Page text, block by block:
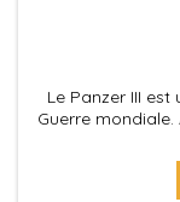
Le Panzer III
Guerre
1937 à 1943,